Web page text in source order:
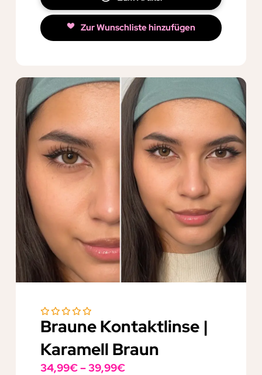
Zur Wunschliste hinzufügen
Braune Kontaktlinse |
Karamell Braun
34,99€–39,99€